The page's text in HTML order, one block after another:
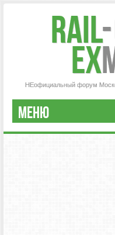
Rail-
ex
НЕофициальный форум
МЕНЮ
РЕГИСТРАЦИЯ